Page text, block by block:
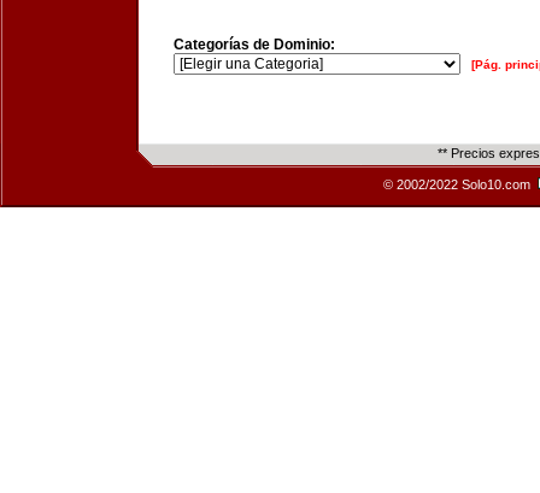
Categorías de Dominio:
[Pág.
** Precios
© 2002/2022 Solo10.com